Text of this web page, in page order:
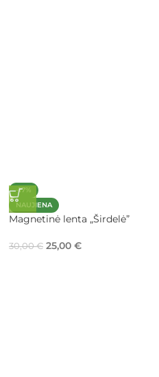
-17%
NAUJIENA
Magnetinė lenta „Širdelė”
30,00€ 25,00 €